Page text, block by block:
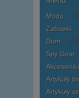
Moda
Zabawki
Dom
Spy Gear
Akcesoria
Artykuły
Artykuły